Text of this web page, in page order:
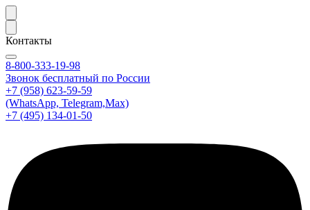
Контакты
8-800-333-19-98
Звонок бесплатный по России
+7 (958) 623-59-59
(WhatsApp, Telegram,Max)
+7 (495) 134-01-50